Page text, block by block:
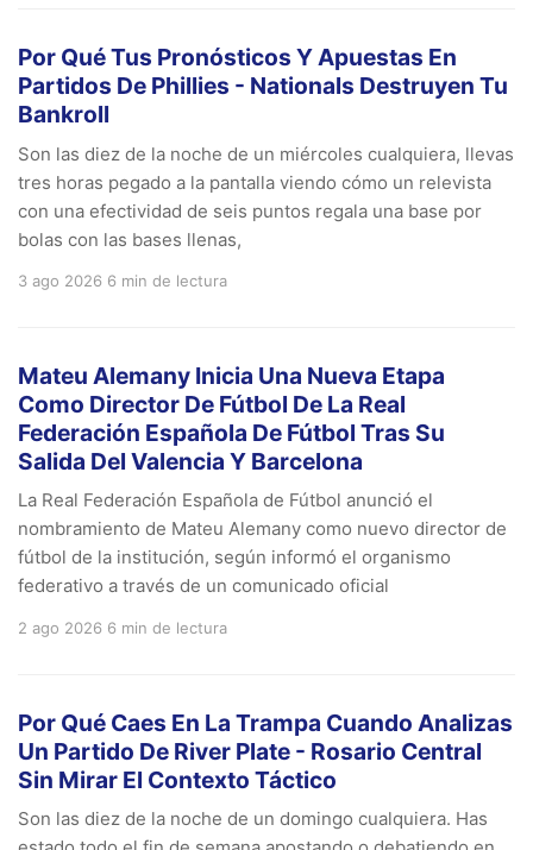
Por Qué Tus Pronósticos Y Apuestas En
Partidos De Phillies - Nationals Destruyen Tu
Bankroll
Son las diez de la noche de un miércoles cualquiera, llevas
tres horas pegado a la pantalla viendo cómo un relevista
con una efectividad de seis puntos regala una base por
bolas con las bases llenas,
3 ago 2026 6 min de lectura
Mateu Alemany Inicia Una Nueva Etapa
Como Director De Fútbol De La Real
Federación Española De Fútbol Tras Su
Salida Del Valencia Y Barcelona
La Real Federación Española de Fútbol anunció el
nombramiento de Mateu Alemany como nuevo director de
fútbol de la institución, según informó el organismo
federativo a través de un comunicado oficial
2 ago 2026 6 min de lectura
Por Qué Caes En La Trampa Cuando Analizas
Un Partido De River Plate - Rosario Central
Sin Mirar El Contexto Táctico
Son las diez de la noche de un domingo cualquiera. Has